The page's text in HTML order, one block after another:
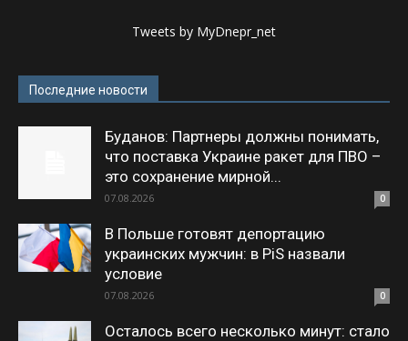
Tweets by MyDnepr_net
Последние новости
Буданов: Партнеры должны понимать,
что поставка Украине ракет для ПВО –
это сохранение мирной...
07.08.2026 0
В Польше готовят депортацию
украинских мужчин: в PiS назвали
условие
07.08.2026 0
Осталось всего несколько минут: стало